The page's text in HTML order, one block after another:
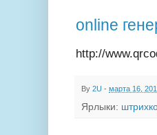
online
http://
By 2U - марта 16,
Ярлыки: